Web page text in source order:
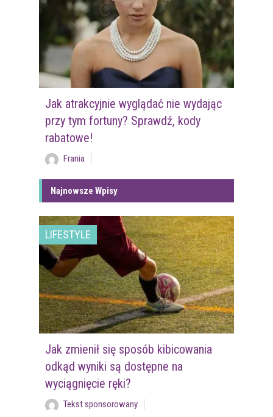
Jak atrakcyjnie wyglądać nie wydając
przy tym fortuny? Sprawdź, kody
rabatowe!
Frania
Najnowsze Wpisy
LIFESTYLE
Jak zmienił się sposób kibicowania
odkąd wyniki są dostępne na
wyciągnięcie ręki?
Tekst sponsorowany